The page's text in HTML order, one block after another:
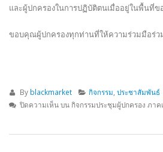
กฎระเบียบปฏิบัติ การจราจร วินัยของบุคลากร
Byblackmarket กิจกรรม,ประชาสัมพันธ์
บน กิจกรรมประชุมผู้ปกครอง ภา